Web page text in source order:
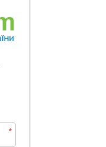
*